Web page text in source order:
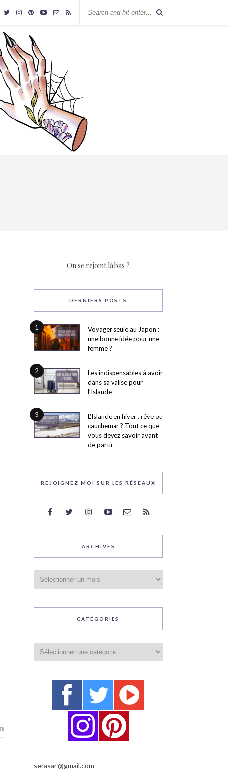
On se rejoint là bas ?
DERNIERS POSTS
1
Voyager seule au Japon :
une bonne idée pour une
femme ?
2
Les indispensables à avoir
dans sa valise pour
l’Islande
3
L’Islande en hiver : rêve ou
cauchemar ? Tout ce que
vous devez savoir avant
de partir
REJOIGNEZ MOI SUR LES RÉSEAUX
ARCHIVES
CATÉGORIES
serasan@gmail.com